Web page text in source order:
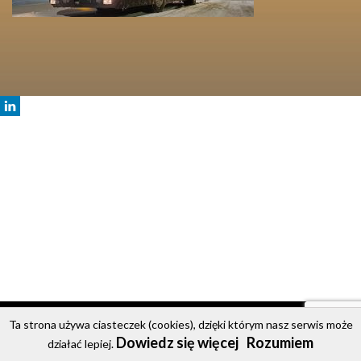
© 2020 Party Bus
Strona główna
Oferta Cennik Galeria Kontakt
Ta strona używa ciasteczek (cookies), dzięki którym nasz serwis może
działać lepiej. Dowiedz się więcej Rozumiem